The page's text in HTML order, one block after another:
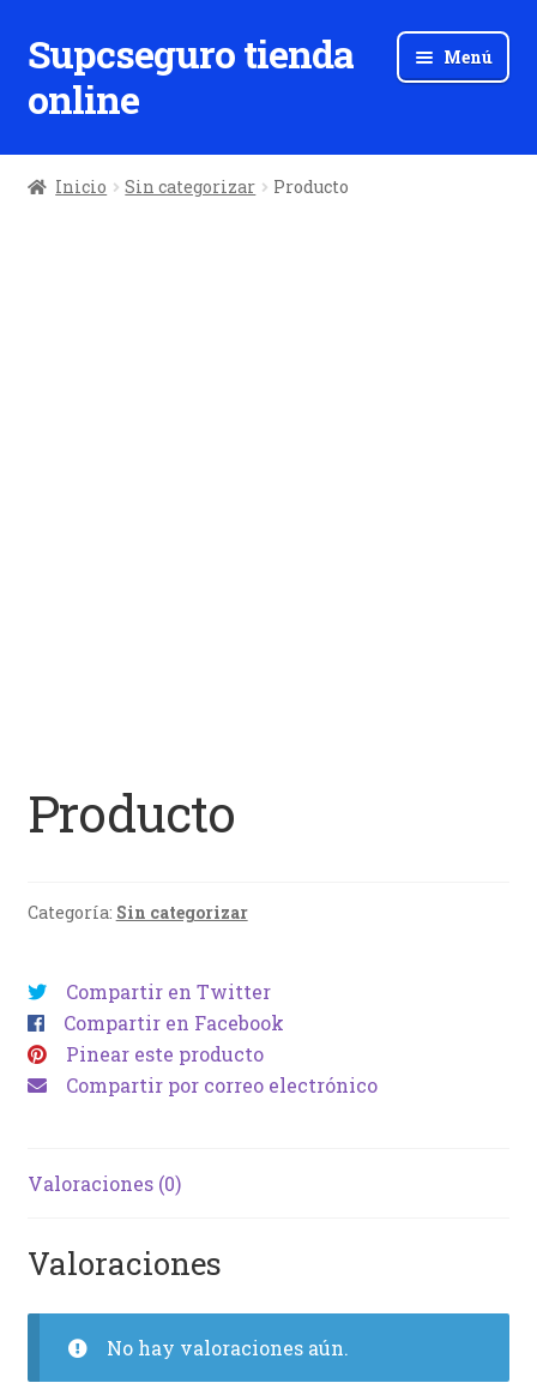
Ir
a
la
Ir
al
contenido
Supcseguro tienda
online
Menú
Inicio Sin categorizar Producto
Producto
Categoría: Sin categorizar
Compartir en Twitter
Compartir en Facebook
Pinear este producto
Compartir por correo electrónico
Valoraciones (0)
Valoraciones
No hay valoraciones aún.